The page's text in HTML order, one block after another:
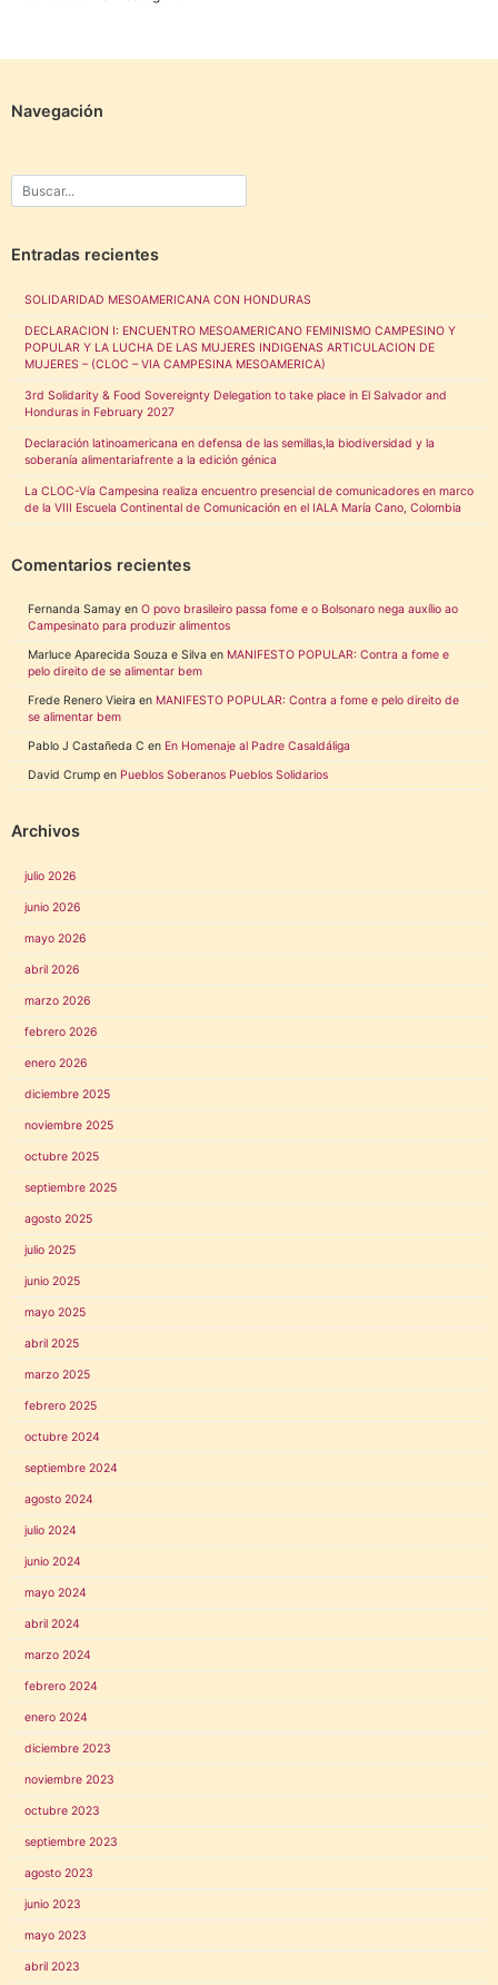
Navegación
Entradas recientes
SOLIDARIDAD MESOAMERICANA CON HONDURAS
DECLARACION I: ENCUENTRO MESOAMERICANO FEMINISMO CAMPESINO Y
POPULAR Y LA LUCHA DE LAS MUJERES INDIGENAS ARTICULACION DE
MUJERES – (CLOC – VIA CAMPESINA MESOAMERICA)
3rd Solidarity & Food Sovereignty Delegation to take place in El Salvador and
Honduras in February 2027
Declaración latinoamericana en defensa de las semillas,la biodiversidad y la
soberanía alimentariafrente a la edición génica
La CLOC-Vía Campesina realiza encuentro presencial de comunicadores en marco
de la VIII Escuela Continental de Comunicación en el IALA María Cano, Colombia
Comentarios recientes
Fernanda Samay en O povo brasileiro passa fome e o Bolsonaro nega auxílio ao
Campesinato para produzir alimentos
Marluce Aparecida Souza e Silva en MANIFESTO POPULAR: Contra a fome e
pelo direito de se alimentar bem
Frede Renero Vieira en MANIFESTO POPULAR: Contra a fome e pelo direito de
se alimentar bem
Pablo J Castañeda C en En Homenaje al Padre Casaldáliga
David Crump en Pueblos Soberanos Pueblos Solidarios
Archivos
julio 2026
junio 2026
mayo 2026
abril 2026
marzo 2026
febrero 2026
enero 2026
diciembre 2025
noviembre 2025
octubre 2025
septiembre 2025
agosto 2025
julio 2025
junio 2025
mayo 2025
abril 2025
marzo 2025
febrero 2025
octubre 2024
septiembre 2024
agosto 2024
julio 2024
junio 2024
mayo 2024
abril 2024
marzo 2024
febrero 2024
enero 2024
diciembre 2023
noviembre 2023
octubre 2023
septiembre 2023
agosto 2023
junio 2023
mayo 2023
abril 2023